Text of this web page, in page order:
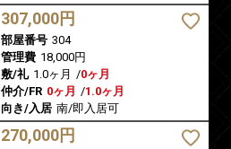
307,000円
部屋番号 304
管理費 18,000円
敷/礼 1.0ヶ月 /0ヶ月
仲介/FR 0ヶ月 /1.0ヶ月
向き/入居 南/即入居可
270,000円